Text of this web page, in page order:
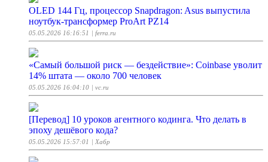
OLED 144 Гц, процессор Snapdragon: Asus выпустила
ноутбук-трансформер ProArt PZ14
05.05.2026 16:16:51 | ferra.ru
«Самый большой риск — бездействие»: Coinbase уволит
14% штата — около 700 человек
05.05.2026 16:04:10 | vc.ru
[Перевод] 10 уроков агентного кодинга. Что делать в
эпоху дешёвого кода?
05.05.2026 15:57:01 | Хабр